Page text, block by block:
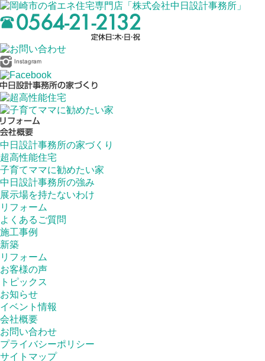
中日設計事務所の家づくり
超高性能住宅
子育てママに勧めたい家
中日設計事務所の強み
展示場を持たないわけ
リフォーム
よくあるご質問
施工事例
新築
リフォーム
お客様の声
トピックス
お知らせ
イベント情報
会社概要
お問い合わせ
プライバシーポリシー
サイトマップ